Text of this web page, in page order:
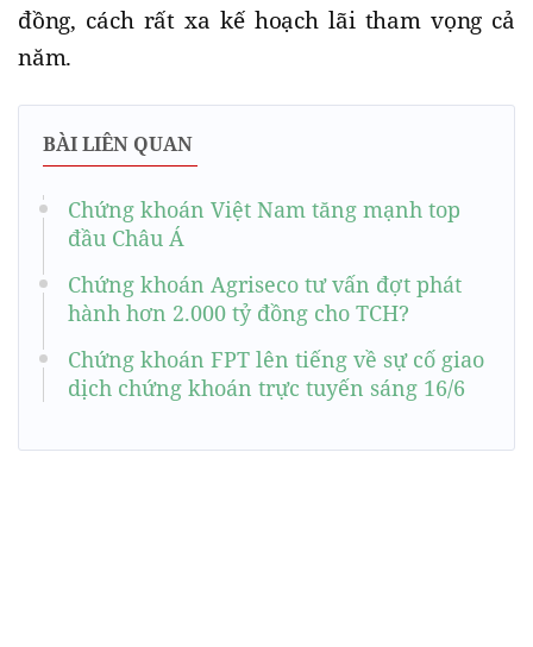
đồng, cách rất xa kế hoạch lãi tham vọng cả
năm.
BÀI LIÊN QUAN
Chứng khoán Việt Nam tăng mạnh top
đầu Châu Á
Chứng khoán Agriseco tư vấn đợt phát
hành hơn 2.000 tỷ đồng cho TCH?
Chứng khoán FPT lên tiếng về sự cố giao
dịch chứng khoán trực tuyến sáng 16/6